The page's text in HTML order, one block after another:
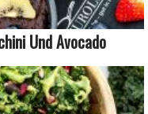
Und Avocado